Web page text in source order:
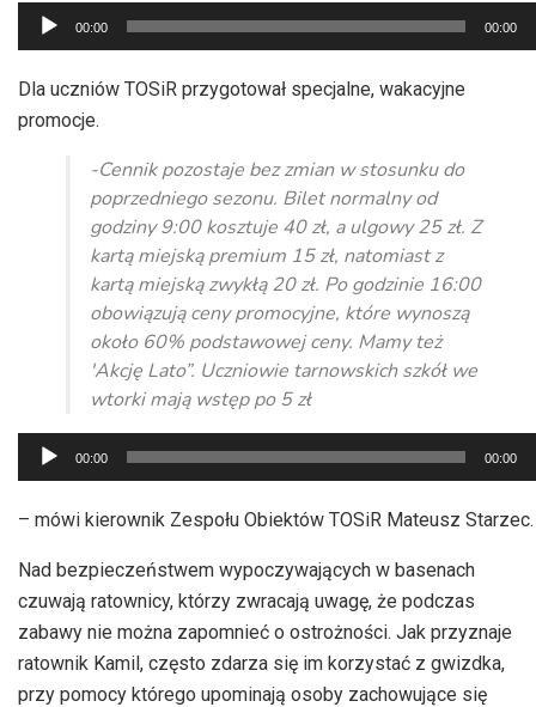
Odtwarzacz
plików
dźwiękowych
00:00 00:00
Dla uczniów TOSiR przygotował specjalne, wakacyjne
promocje.
-Cennik pozostaje bez zmian w stosunku do
poprzedniego sezonu. Bilet normalny od
godziny 9:00 kosztuje 40 zł, a ulgowy 25 zł. Z
kartą miejską premium 15 zł, natomiast z
kartą miejską zwykłą 20 zł. Po godzinie 16:00
obowiązują ceny promocyjne, które wynoszą
około 60% podstawowej ceny. Mamy też
'Akcję Lato”. Uczniowie tarnowskich szkół we
wtorki mają wstęp po 5 zł
Odtwarzacz
plików
dźwiękowych
00:00 00:00
– mówi kierownik Zespołu Obiektów TOSiR Mateusz Starzec.
Nad bezpieczeństwem wypoczywających w basenach
czuwają ratownicy, którzy zwracają uwagę, że podczas
zabawy nie można zapomnieć o ostrożności. Jak przyznaje
ratownik Kamil, często zdarza się im korzystać z gwizdka,
przy pomocy którego upominają osoby zachowujące się